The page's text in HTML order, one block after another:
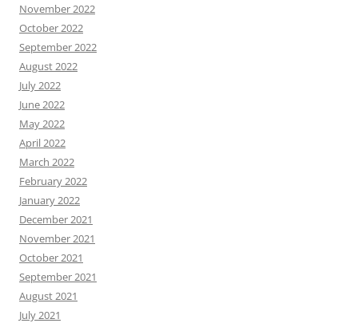
November 2022
October 2022
September 2022
August 2022
July 2022
June 2022
May 2022
April 2022
March 2022
February 2022
January 2022
December 2021
November 2021
October 2021
September 2021
August 2021
July 2021